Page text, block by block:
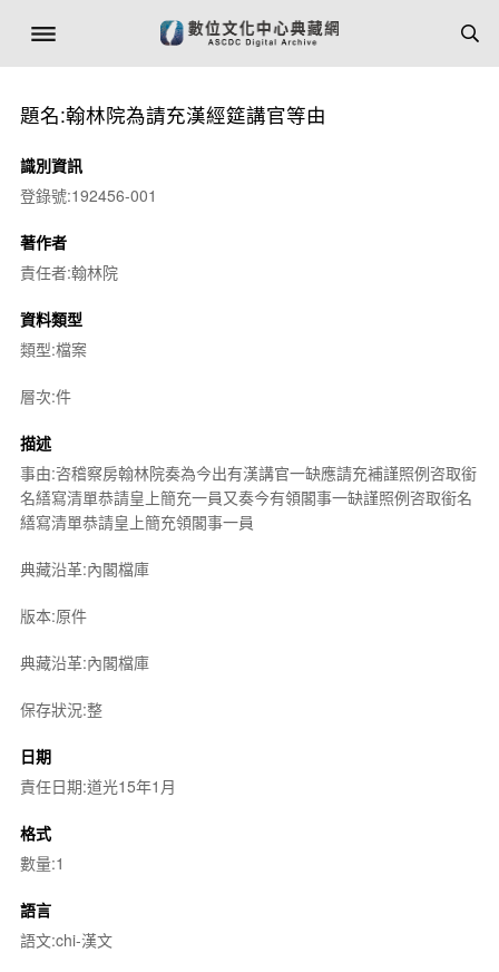
題名:翰林院為請充漢經筵講官等由
識別資訊
登錄號:192456-001
著作者
責任者:翰林院
資料類型
類型:檔案
層次:件
描述
事由:咨稽察房翰林院奏為今出有漢講官一缺應請充補謹照例咨取銜
名繕寫清單恭請皇上簡充一員又奏今有領閣事一缺謹照例咨取銜名
繕寫清單恭請皇上簡充領閣事一員
典藏沿革:內閣檔庫
版本:原件
典藏沿革:內閣檔庫
保存狀況:整
日期
責任日期:道光15年1月
格式
數量:1
語言
語文:chi-漢文